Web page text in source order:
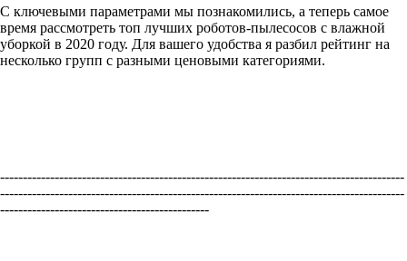
С ключевыми параметрами мы познакомились, а теперь самое
время рассмотреть топ лучших роботов-пылесосов с влажной
уборкой в 2020 году. Для вашего удобства я разбил рейтинг на
несколько групп с разными ценовыми категориями.
-----------------------------------------------------------------------------------------
-----------------------------------------------------------------------------------------
----------------------------------------------